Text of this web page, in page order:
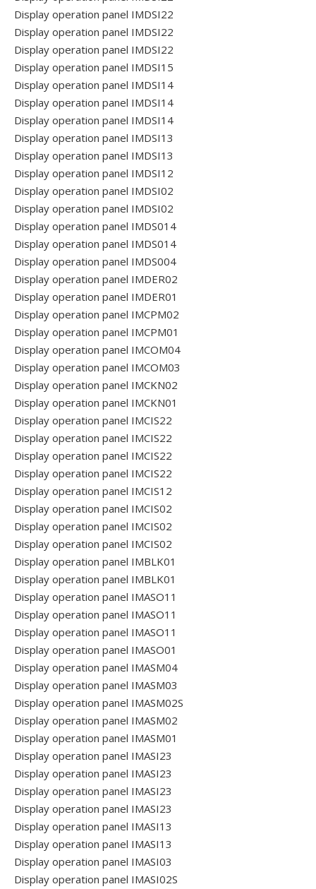
Display operation panel IMDSI22
Display operation panel IMDSI22
Display operation panel IMDSI22
Display operation panel IMDSI15
Display operation panel IMDSI14
Display operation panel IMDSI14
Display operation panel IMDSI14
Display operation panel IMDSI13
Display operation panel IMDSI13
Display operation panel IMDSI12
Display operation panel IMDSI02
Display operation panel IMDSI02
Display operation panel IMDS014
Display operation panel IMDS014
Display operation panel IMDS004
Display operation panel IMDER02
Display operation panel IMDER01
Display operation panel IMCPM02
Display operation panel IMCPM01
Display operation panel IMCOM04
Display operation panel IMCOM03
Display operation panel IMCKN02
Display operation panel IMCKN01
Display operation panel IMCIS22
Display operation panel IMCIS22
Display operation panel IMCIS22
Display operation panel IMCIS22
Display operation panel IMCIS12
Display operation panel IMCIS02
Display operation panel IMCIS02
Display operation panel IMCIS02
Display operation panel IMBLK01
Display operation panel IMBLK01
Display operation panel IMASO11
Display operation panel IMASO11
Display operation panel IMASO11
Display operation panel IMASO01
Display operation panel IMASM04
Display operation panel IMASM03
Display operation panel IMASM02S
Display operation panel IMASM02
Display operation panel IMASM01
Display operation panel IMASI23
Display operation panel IMASI23
Display operation panel IMASI23
Display operation panel IMASI23
Display operation panel IMASI13
Display operation panel IMASI13
Display operation panel IMASI03
Display operation panel IMASI02S